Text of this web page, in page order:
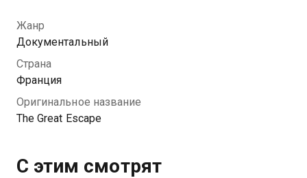
Жанр
Документальный
Страна
Франция
Оригинальное название
The Great Escape
С этим смотрят